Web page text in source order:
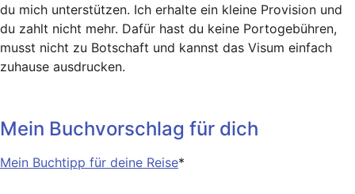
du mich unterstützen. Ich erhalte ein kleine Provision und
du zahlt nicht mehr. Dafür hast du keine Portogebühren,
musst nicht zu Botschaft und kannst das Visum einfach
zuhause ausdrucken.
Mein Buchvorschlag für dich
Mein Buchtipp für deine Reise*